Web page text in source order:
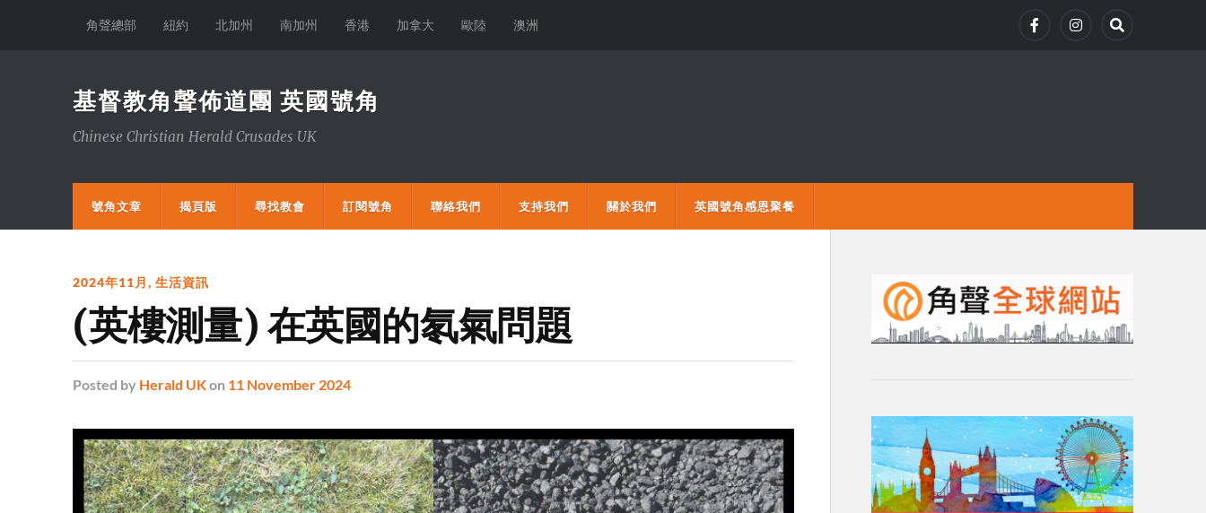
角聲總部 紐約 北加州 南加州 香港 加拿大 歐陸 澳洲
基督教角聲佈道團 英國號角
Chinese Christian Herald Crusades UK
號角文章 揭頁版 尋找教會 訂閱號角 聯絡我們 支持我們 關於我們 英國號角感恩聚餐
2024年11月, 生活資訊
(英樓測量) 在英國的氡氣問題
Posted by Herald UKon 11 November 2024